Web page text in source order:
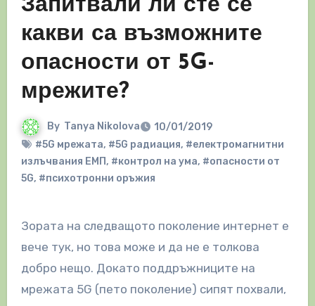
Запитвали ли сте се
какви са възможните
опасности от 5G-
мрежите?
By Tanya Nikolova
10/01/2019
#5G мрежата, #5G радиация, #електромагнитни
излъчвания ЕМП, #контрол на ума, #опасности от
5G, #психотронни оръжия
Зората на следващото поколение интернет е
вече тук, но това може и да не е толкова
добро нещо. Докато поддръжниците на
мрежата 5G (пето поколение) сипят похвали,